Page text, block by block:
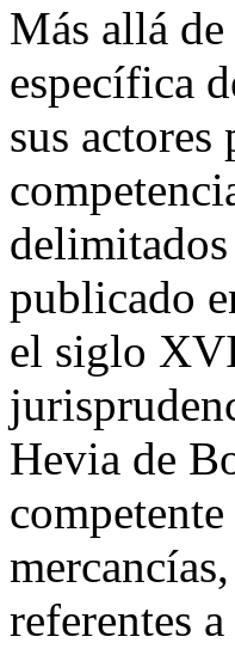
Más allá
específica
sus
publicado
el siglo
Hevia de
referentes